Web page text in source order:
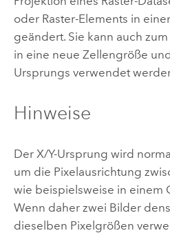
oder Raster-Elements in
geändert. Sie kann auch
in eine neue Zellengröße
Ursprungs verwendet
Hinweise
Der X/Y-Ursprung wird
um die Pixelausrichtung
wie beispielsweise in einem
Wenn daher zwei Bilder
dieselben Pixelgrößen